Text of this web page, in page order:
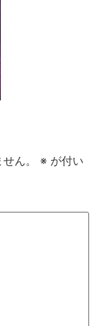
ん。 ※ が付い